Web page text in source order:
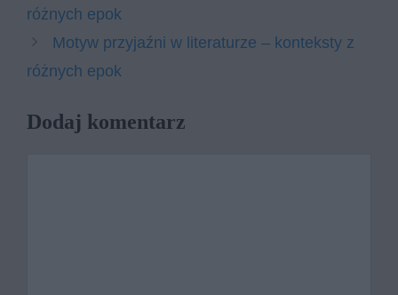
różnych epok
Motyw przyjaźni w literaturze – konteksty z
różnych epok
Dodaj komentarz